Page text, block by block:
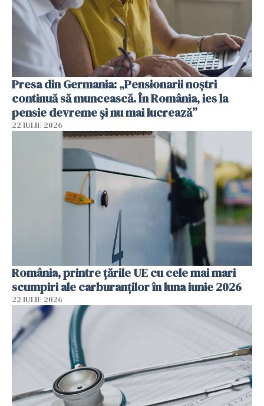
Presa din Germania: „Pensionarii noștri
continuă să muncească. În România, ies la
pensie devreme și nu mai lucrează”
22 IULIE 2026
România, printre ţările UE cu cele mai mari
scumpiri ale carburanţilor în luna iunie 2026
22 IULIE 2026